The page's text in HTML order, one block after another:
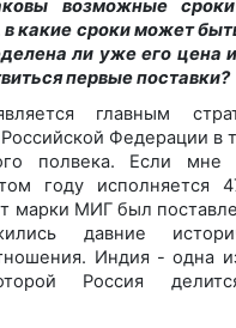
возможные
какие сроки может
ли уже его цена
первые поставки?
главным
Федерации в
полвека. Если мне
году исполняется
марки МИГ был
давние
Индия - одна
Россия